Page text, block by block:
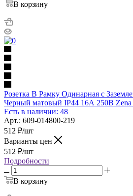
В корзину
Розетка В Рамку Одинарная с
Черный матовый IP44 16А 250В
Есть в наличии: 48
Арт.: 609-014800-219
512 ₽/шт
Варианты цен
512 ₽/шт
Подробности
В корзину